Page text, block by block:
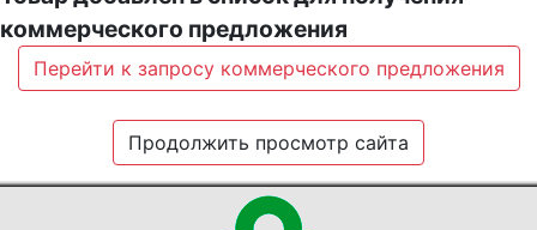
коммерческого предложения
Перейти к запросу коммерческого предложения
Продолжить просмотр сайта